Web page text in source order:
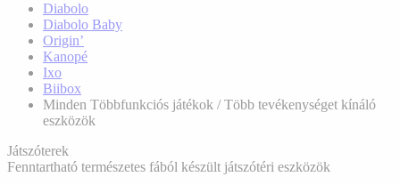
Diabolo
Diabolo Baby
Origin’
Kanopé
Ixo
Biibox
Minden Többfunkciós játékok / Több tevékenységet kínáló
eszközök
Játszóterek
Fenntartható természetes fából készült játszótéri eszközök